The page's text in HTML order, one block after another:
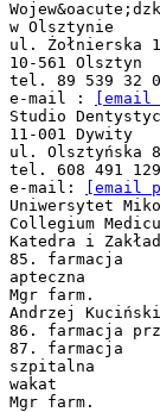
w Olsztynie
ul. Żołnierska
10-561 Olsztyn
tel. 89 539 32
e-mail :
[email
Studio
11-001 Dywity
ul. Olsztyńska
tel. 608 491 129
e-mail:
[email
Uniwersytet
Collegium
Katedra i
85. farmacja
apteczna
Mgr farm.
Andrzej Kuciński
86. farmacja
87. farmacja
szpitalna
wakat
Mgr farm.